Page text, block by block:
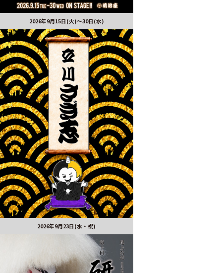
2026年9月15日(火)～30日(水)
2026年9月23日(水・祝)